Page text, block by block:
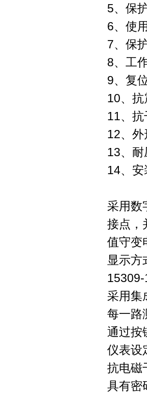
5、保
6、使
7、保
8、工
9、复
10、
11、抗
12、
13、
14、
采用数
接点，
值守变
显示方
采用集
每一路
通过按
仪表设
抗电磁
具有密